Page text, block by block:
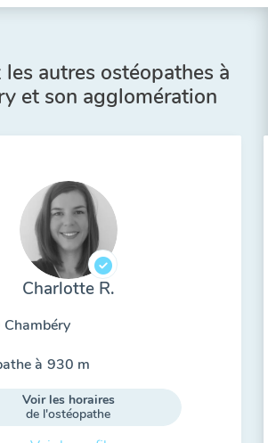
les autres ostéopathes à
et son agglomération
Charlotte R.
à 930 m
Voir les horaires
de l'ostéopathe